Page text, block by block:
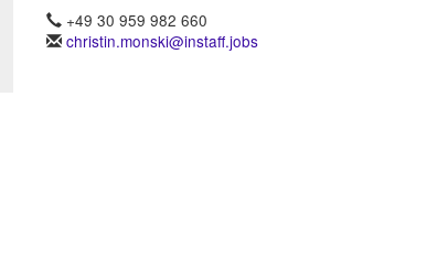
+49 30 959 982 660
christin.monski@instaff.jobs